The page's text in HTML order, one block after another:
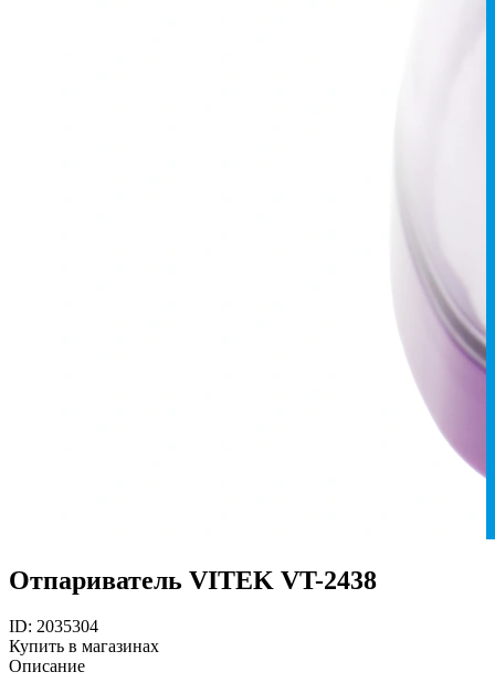
Отпариватель VITEK VT-2438
ID: 2035304
Купить в магазинах
Описание